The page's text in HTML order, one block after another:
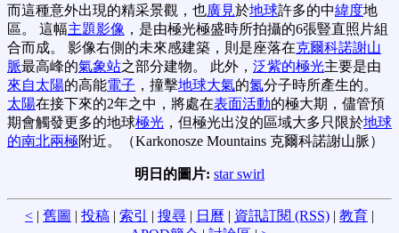
而這種意外出現的精采景觀，也廣見於地球許多的中緯度地
區。 這幅主題影像 ，是由極光極盛時所拍攝的6張豎直照片組
合而成。 影像右側的未來感建築，則是座落在克爾科諾謝山
脈最高峰的氣象站之部分建物。 此外， 泛紫的極光主要是由
來自太陽的高能電子 ，撞擊地球大氣的氮分子時所產生的。
太陽在接下來的2年之中，將處在表面活動的極大期，儘管預
期會觸發更多的地球極光 ，但極光出沒的區域大多只限於地球
的南北兩極附近。（Karkonosze Mountains 克爾科諾謝山脈）
明日的圖片: star swirl
< | 舊圖 | 投稿 | 索引 | 搜尋 | 日曆 | 資訊訂閱 (RSS) | 教育 |